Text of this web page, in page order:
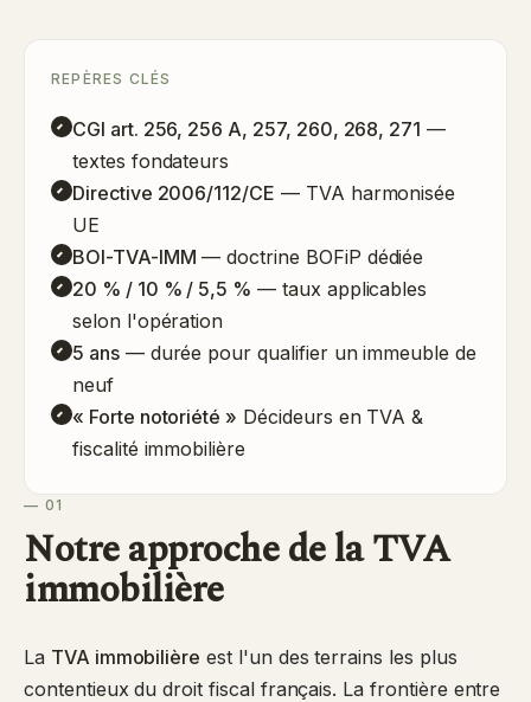
REPÈRES CLÉS
CGI art. 256, 256 A, 257, 260, 268, 271 —
textes fondateurs
Directive 2006/112/CE — TVA harmonisée
UE
BOI-TVA-IMM — doctrine BOFiP dédiée
20 % / 10 % / 5,5 % — taux applicables
selon l'opération
5 ans— durée pour qualifier un immeuble de
neuf
« Forte notoriété » Décideurs en TVA &
fiscalité immobilière
— 01
Notre approche de la TVA
immobilière
La TVA immobilière est l'un des terrains les plus
contentieux du droit fiscal français. La frontière entre